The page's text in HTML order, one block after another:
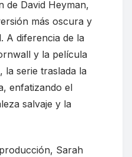
de David Heyman,
más oscura y
A diferencia de la
y la película
la serie traslada la
enfatizando el
salvaje y la
Sarah